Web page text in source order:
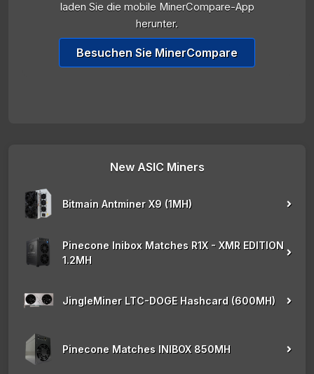
laden Sie die mobile MinerCompare-App
herunter.
Besuchen Sie MinerCompare
New ASIC Miners
Bitmain Antminer X9 (1MH)
Pinecone Inibox Matches R1X - XMR EDITION
1.2MH
JingleMiner LTC-DOGE Hashcard (600MH)
Pinecone Matches INIBOX 850MH